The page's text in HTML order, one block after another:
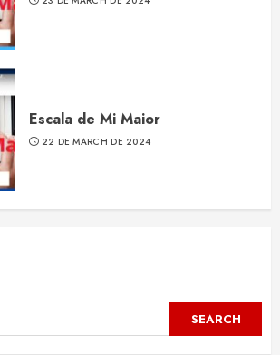
Escala de Mi Maior
22 DE MARCH DE 2024
SEARCH